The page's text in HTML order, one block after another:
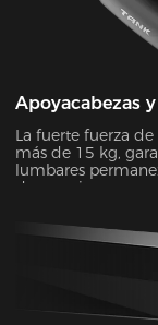
Apoyacabezas
La fuerte fuerza
más de 15 kg,
lumbares
durante intensas